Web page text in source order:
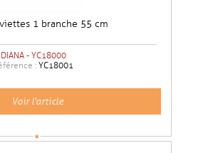
1 branche 55 cm
DIANA - YC18000
:YC18001
Voir l'article